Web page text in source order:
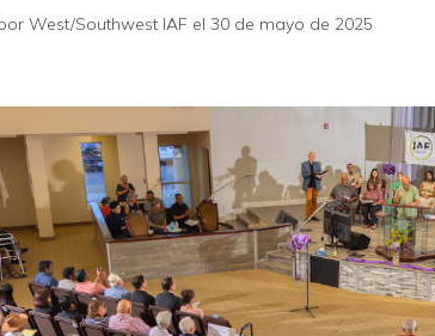
West/Southwest IAF el 30 de mayo de 2025